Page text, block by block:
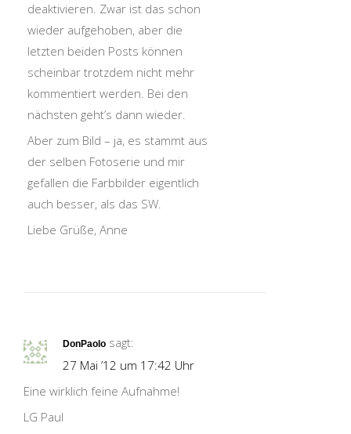
deaktivieren. Zwar ist das schon
wieder aufgehoben, aber die
letzten beiden Posts können
scheinbar trotzdem nicht mehr
kommentiert werden. Bei den
nächsten geht’s dann wieder.
Aber zum Bild – ja, es stammt aus
der selben Fotoserie und mir
gefallen die Farbbilder eigentlich
auch besser, als das SW.
Liebe Grüße, Anne
DonPaolo sagt:
27 Mai ’12 um 17:42 Uhr
Eine wirklich feine Aufnahme!
LG Paul